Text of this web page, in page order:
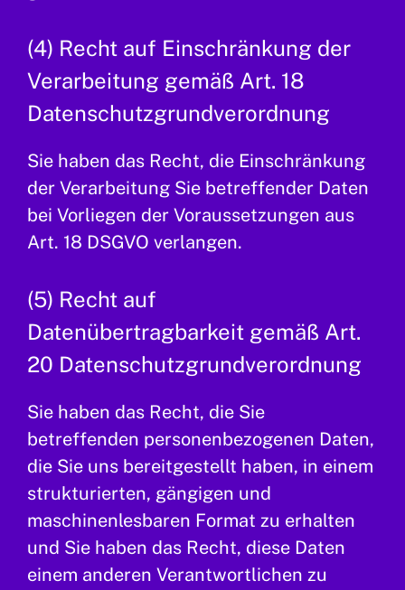
(4) Recht auf Einschränkung der
Verarbeitung gemäß Art. 18
Datenschutzgrundverordnung
Sie haben das Recht, die Einschränkung
der Verarbeitung Sie betreffender Daten
bei Vorliegen der Voraussetzungen aus
Art. 18 DSGVO verlangen.
(5) Recht auf
Datenübertragbarkeit gemäß Art.
20 Datenschutzgrundverordnung
Sie haben das Recht, die Sie
betreffenden personenbezogenen Daten,
die Sie uns bereitgestellt haben, in einem
strukturierten, gängigen und
maschinenlesbaren Format zu erhalten
und Sie haben das Recht, diese Daten
einem anderen Verantwortlichen zu